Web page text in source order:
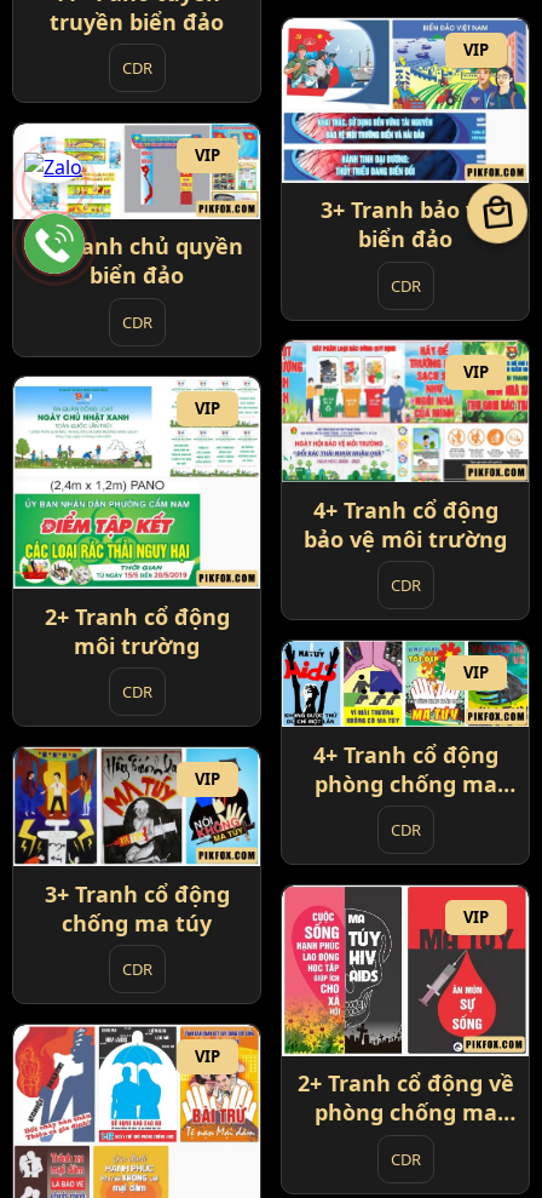
truyền biển đảo
CDR
VIP
3+ Tranh bảo vệ
biển đảo
CDR
VIP
2+ Tranh chủ quyền
biển đảo
CDR
VIP
4+ Tranh cổ động
bảo vệ môi trường
CDR
VIP
2+ Tranh cổ động
môi trường
CDR
VIP
4+ Tranh cổ động
phòng chống ma
túy
CDR
VIP
3+ Tranh cổ động
chống ma túy
CDR
VIP
2+ Tranh cổ động về
phòng chống ma
túy
CDR
VIP
local_mall